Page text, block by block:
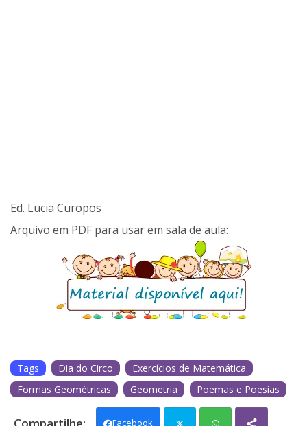
Ed. Lucia Curopos
Arquivo em PDF para usar em sala de aula:
Tags Dia do Circo
Exercícios de Matemática
Formas Geométricas
Geometria Poemas e Poesias
Facebook